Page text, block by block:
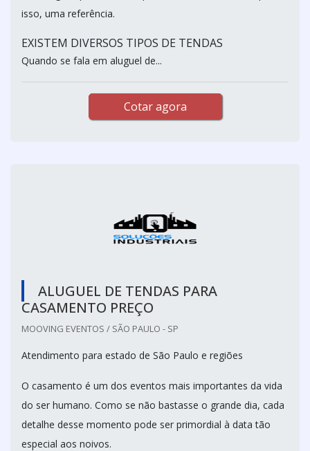
isso, uma referência.
EXISTEM DIVERSOS TIPOS DE TENDAS
Quando se fala em aluguel de...
Cotar agora
ALUGUEL DE TENDAS PARA
CASAMENTO PREÇO
MOOVING EVENTOS / SÃO PAULO - SP
Atendimento para estado de São Paulo e regiões
O casamento é um dos eventos mais importantes da vida
do ser humano. Como se não bastasse o grande dia, cada
detalhe desse momento pode ser primordial à data tão
especial aos noivos.